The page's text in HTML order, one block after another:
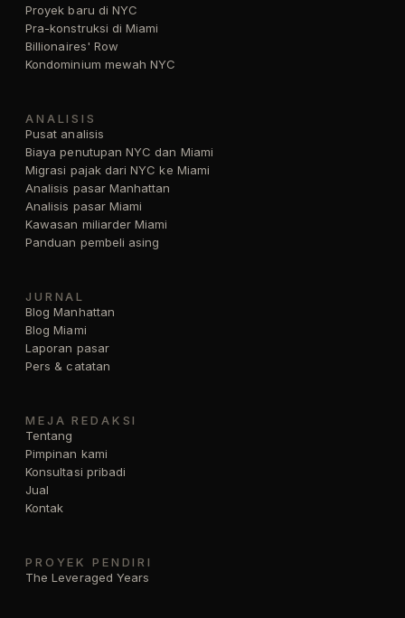
Proyek baru di NYC
Pra-konstruksi di Miami
Billionaires' Row
Kondominium mewah NYC
ANALISIS
Pusat analisis
Biaya penutupan NYC dan Miami
Migrasi pajak dari NYC ke Miami
Analisis pasar Manhattan
Analisis pasar Miami
Kawasan miliarder Miami
Panduan pembeli asing
JURNAL
Blog Manhattan
Blog Miami
Laporan pasar
Pers & catatan
MEJA REDAKSI
Tentang
Pimpinan kami
Konsultasi pribadi
Jual
Kontak
PROYEK PENDIRI
The Leveraged Years